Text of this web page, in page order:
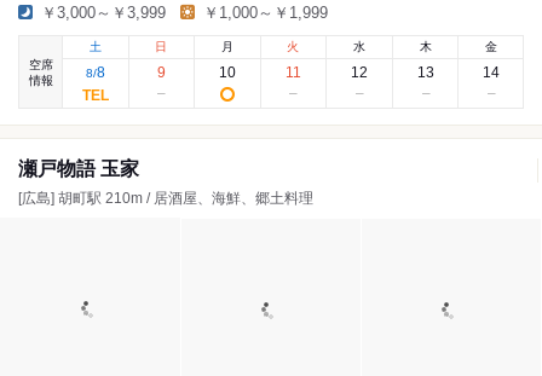
￥3,000～￥3,999 ￥1,000～￥1,999
空席
情報
土
8/8
日
9
月
10
火
11
水
12
木
13
金
14
瀬戸物語 玉家
[広島] 胡町駅 210m / 居酒屋、海鮮、郷土料理